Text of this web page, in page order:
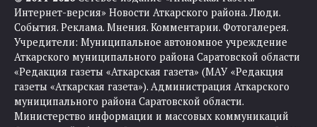
Интернет-версия» Новости Аткарского района. Люди.
События. Реклама. Мнения. Комментарии. Фотогалерея.
Учредители: Муниципальное автономное учреждение
Аткарского муниципального района Саратовской области
«Редакция газеты «Аткарская газета» (МАУ «Редакция
газеты «Аткарская газета»). Администрация Аткарского
муниципального района Саратовской области.
Министерство информации и массовых коммуникаций